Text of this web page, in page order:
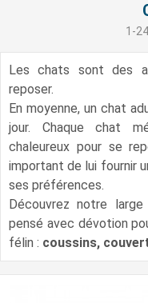
1-
Les chats sont des
reposer.
En moyenne, un chat
jour. Chaque chat
chaleureux pour se
important de lui fournir
ses préférences.
Découvrez notre
pensé avec dévotion
félin : coussins,